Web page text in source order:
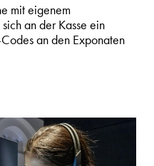
mit eigenem
an der Kasse ein
an den Exponaten